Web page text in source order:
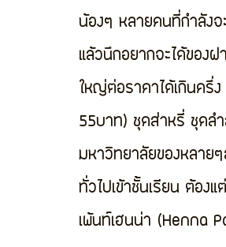
น้องๆ หลายคนที่กำลังจ
แล้วนึกอยากจะได้ของ
ใหญ่ต่อราคาได้เกินค
55บาท) ชุดส่าหรี่ ชุดลำ
มหาวิทยาลัยของหลาย
ทั่วไปเข้าชั้นเรียน ต้อง
เพ้นท์เฮนน่า (Henna